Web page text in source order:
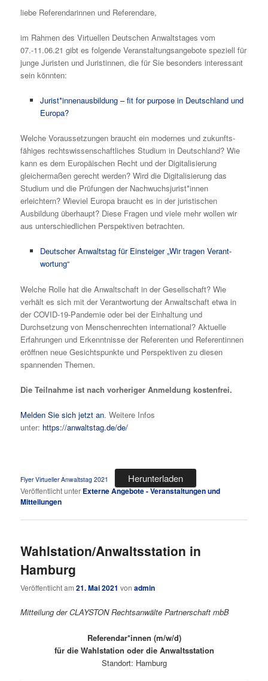
liebe Referendarinnen und Referendare,
im Rahmen des Virtuellen Deutschen Anwaltstages vom
07.-11.06.21 gibt es folgende Veranstaltungsangebote speziell für
junge Juristen und Juristinnen, die für Sie besonders interessant
sein könnten:
Jurist*innenaus­bildung – fit for purpose in Deutschland und
Europa?
Welche Voraus­set­zungen braucht ein modernes und zukunfts­
fähiges rechts­wis­sen­schaft­liches Studium in Deutschland? Wie
kann es dem Europäischen Recht und der Digita­li­sierung
gleichermaßen gerecht werden? Wird die Digita­li­sierung das
Studium und die Prüfungen der Nachwuchs­jurist*innen
erleichtern? Wieviel Europa braucht es in der juristischen
Ausbildung überhaupt? Diese Fragen und viele mehr wollen wir
aus unterschied­lichen Perspektiven betrachten.
Deutscher Anwaltstag für Einsteiger „Wir tragen Verant­
wortung“
Welche Rolle hat die Anwalt­schaft in der Gesell­schaft? Wie
verhält es sich mit der Verant­wortung der Anwalt­schaft etwa in
der COVID-19-Pandemie oder bei der Einhaltung und
Durchsetzung von Menschen­rechten interna­tional? Aktuelle
Erfahrungen und Erkenntnisse der Referenten und Referen­tinnen
eröffnen neue Gesichts­punkte und Perspektiven zu diesen
spannenden Themen.
Die Teilnahme ist nach vorheriger Anmeldung kostenfrei.
Melden Sie sich jetzt an. Weitere Infos
unter: https://anwaltstag.de/de/
Flyer Virtueller Anwaltstag 2021 Herunterladen
Veröffentlicht unter Externe Angebote - Veranstaltungen und
Mitteilungen
Wahlstation/Anwaltsstation in
Hamburg
Veröffentlicht am21. Mai 2021 vonadmin
Mitteilung der CLAYSTON Rechtsanwälte Partnerschaft mbB
Referendar*innen (m/w/d)
für die Wahlstation oder die Anwaltsstation
Standort: Hamburg